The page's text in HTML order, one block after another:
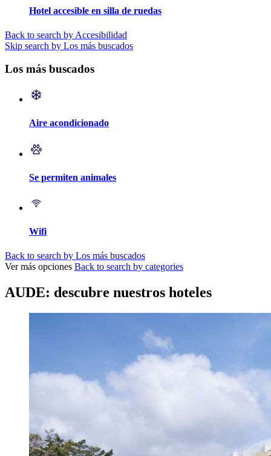
Hotel accesible en silla de ruedas
Back to search by Accesibilidad
Skip search by Los más buscados
Los más buscados
Aire acondicionado
Se permiten animales
Wifi
Back to search by Los más buscados
Ver más opciones Back to search by categories
AUDE: descubre nuestros hoteles